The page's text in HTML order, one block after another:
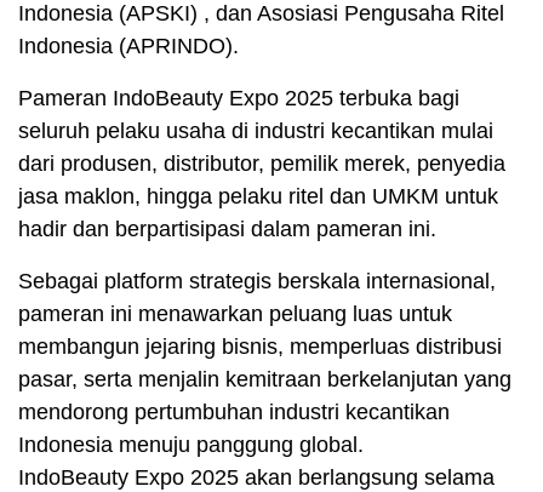
Indonesia (APSKI) , dan Asosiasi Pengusaha Ritel
Indonesia (APRINDO).
Pameran IndoBeauty Expo 2025 terbuka bagi
seluruh pelaku usaha di industri kecantikan mulai
dari produsen, distributor, pemilik merek, penyedia
jasa maklon, hingga pelaku ritel dan UMKM untuk
hadir dan berpartisipasi dalam pameran ini.
Sebagai platform strategis berskala internasional,
pameran ini menawarkan peluang luas untuk
membangun jejaring bisnis, memperluas distribusi
pasar, serta menjalin kemitraan berkelanjutan yang
mendorong pertumbuhan industri kecantikan
Indonesia menuju panggung global.
IndoBeauty Expo 2025 akan berlangsung selama